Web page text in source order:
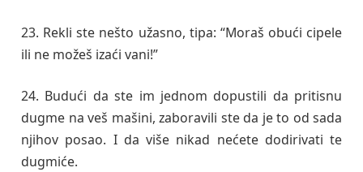
23. Rekli ste nešto užasno, tipa: “Moraš obući cipele
ili ne možeš izaći vani!”
24. Budući da ste im jednom dopustili da pritisnu
dugme na veš mašini, zaboravili ste da je to od sada
njihov posao. I da više nikad nećete dodirivati te
dugmiće.